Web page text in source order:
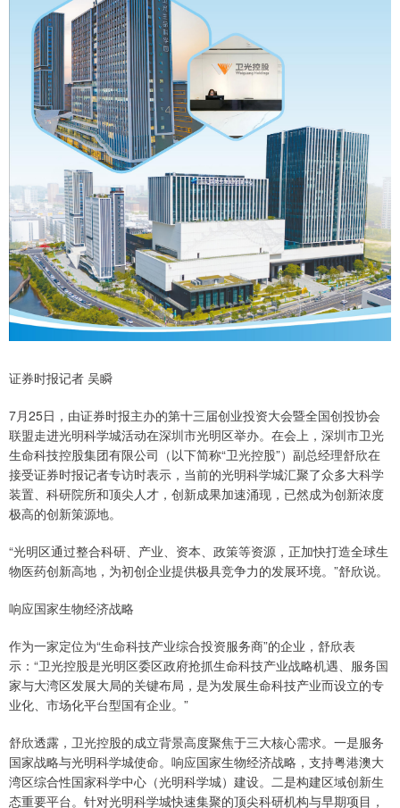
证券时报记者 吴瞬
7月25日，由证券时报主办的第十三届创业投资大会暨全国创投协会
联盟走进光明科学城活动在深圳市光明区举办。在会上，深圳市卫光
生命科技控股集团有限公司（以下简称“卫光控股”）副总经理舒欣在
接受证券时报记者专访时表示，当前的光明科学城汇聚了众多大科学
装置、科研院所和顶尖人才，创新成果加速涌现，已然成为创新浓度
极高的创新策源地。
“光明区通过整合科研、产业、资本、政策等资源，正加快打造全球生
物医药创新高地，为初创企业提供极具竞争力的发展环境。”舒欣说。
响应国家生物经济战略
作为一家定位为“生命科技产业综合投资服务商”的企业，舒欣表
示：“卫光控股是光明区委区政府抢抓生命科技产业战略机遇、服务国
家与大湾区发展大局的关键布局，是为发展生命科技产业而设立的专
业化、市场化平台型国有企业。”
舒欣透露，卫光控股的成立背景高度聚焦于三大核心需求。一是服务
国家战略与光明科学城使命。响应国家生物经济战略，支持粤港澳大
湾区综合性国家科学中心（光明科学城）建设。二是构建区域创新生
态重要平台。针对光明科学城快速集聚的顶尖科研机构与早期项目，